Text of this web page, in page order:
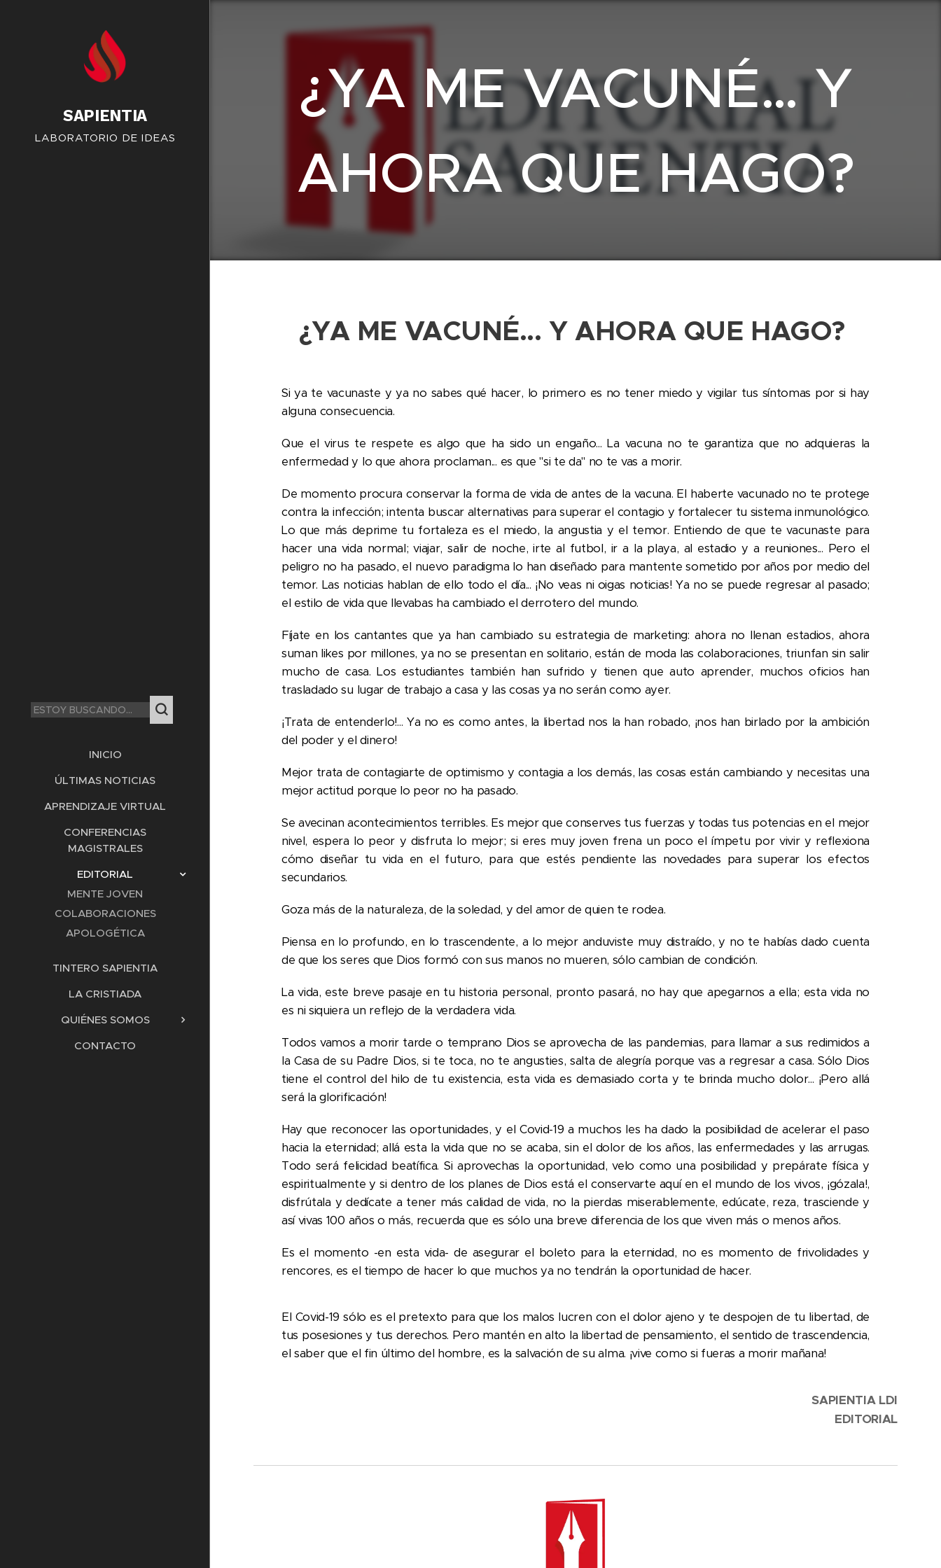
SAPIENTIA
LABORATORIO DE IDEAS
INICIO
ÚLTIMAS NOTICIAS
APRENDIZAJE VIRTUAL
CONFERENCIAS
MAGISTRALES
EDITORIAL
MENTE JOVEN
COLABORACIONES
APOLOGÉTICA
TINTERO SAPIENTIA
LA CRISTIADA
QUIÉNES SOMOS
CONTACTO
¿YA ME VACUNÉ… Y
AHORA QUE HAGO?
¿YA ME VACUNÉ... Y AHORA QUE HAGO?
Si ya te vacunaste y ya no sabes qué hacer, lo primero es no tener miedo y vigilar tus síntomas por si hay
alguna consecuencia.
Que el virus te respete es algo que ha sido un engaño... La vacuna no te garantiza que no adquieras la
enfermedad y lo que ahora proclaman... es que "si te da" no te vas a morir.
De momento procura conservar la forma de vida de antes de la vacuna. El haberte vacunado no te protege
contra la infección; intenta buscar alternativas para superar el contagio y fortalecer tu sistema inmunológico.
Lo que más deprime tu fortaleza es el miedo, la angustia y el temor. Entiendo de que te vacunaste para
hacer una vida normal; viajar, salir de noche, irte al futbol, ir a la playa, al estadio y a reuniones... Pero el
peligro no ha pasado, el nuevo paradigma lo han diseñado para mantente sometido por años por medio del
temor. Las noticias hablan de ello todo el día... ¡No veas ni oigas noticias! Ya no se puede regresar al pasado;
el estilo de vida que llevabas ha cambiado el derrotero del mundo.
Fíjate en los cantantes que ya han cambiado su estrategia de marketing: ahora no llenan estadios, ahora
suman likes por millones, ya no se presentan en solitario, están de moda las colaboraciones, triunfan sin salir
mucho de casa. Los estudiantes también han sufrido y tienen que auto aprender, muchos oficios han
trasladado su lugar de trabajo a casa y las cosas ya no serán como ayer.
¡Trata de entenderlo!... Ya no es como antes, la libertad nos la han robado, ¡nos han birlado por la ambición
del poder y el dinero!
Mejor trata de contagiarte de optimismo y contagia a los demás, las cosas están cambiando y necesitas una
mejor actitud porque lo peor no ha pasado.
Se avecinan acontecimientos terribles. Es mejor que conserves tus fuerzas y todas tus potencias en el mejor
nivel, espera lo peor y disfruta lo mejor; si eres muy joven frena un poco el ímpetu por vivir y reflexiona
cómo diseñar tu vida en el futuro, para que estés pendiente las novedades para superar los efectos
secundarios.
Goza más de la naturaleza, de la soledad, y del amor de quien te rodea.
Piensa en lo profundo, en lo trascendente, a lo mejor anduviste muy distraído, y no te habías dado cuenta
de que los seres que Dios formó con sus manos no mueren, sólo cambian de condición.
La vida, este breve pasaje en tu historia personal, pronto pasará, no hay que apegarnos a ella; esta vida no
es ni siquiera un reflejo de la verdadera vida.
Todos vamos a morir tarde o temprano Dios se aprovecha de las pandemias, para llamar a sus redimidos a
la Casa de su Padre Dios, si te toca, no te angusties, salta de alegría porque vas a regresar a casa. Sólo Dios
tiene el control del hilo de tu existencia, esta vida es demasiado corta y te brinda mucho dolor... ¡Pero allá
será la glorificación!
Hay que reconocer las oportunidades, y el Covid-19 a muchos les ha dado la posibilidad de acelerar el paso
hacia la eternidad; allá esta la vida que no se acaba, sin el dolor de los años, las enfermedades y las arrugas.
Todo será felicidad beatífica. Si aprovechas la oportunidad, velo como una posibilidad y prepárate física y
espiritualmente y si dentro de los planes de Dios está el conservarte aquí en el mundo de los vivos, ¡gózala!,
disfrútala y dedícate a tener más calidad de vida, no la pierdas miserablemente, edúcate, reza, trasciende y
así vivas 100 años o más, recuerda que es sólo una breve diferencia de los que viven más o menos años.
Es el momento -en esta vida- de asegurar el boleto para la eternidad, no es momento de frivolidades y
rencores, es el tiempo de hacer lo que muchos ya no tendrán la oportunidad de hacer.
El Covid-19 sólo es el pretexto para que los malos lucren con el dolor ajeno y te despojen de tu libertad, de
tus posesiones y tus derechos. Pero mantén en alto la libertad de pensamiento, el sentido de trascendencia,
el saber que el fin último del hombre, es la salvación de su alma. ¡vive como si fueras a morir mañana!
SAPIENTIA LDI
EDITORIAL